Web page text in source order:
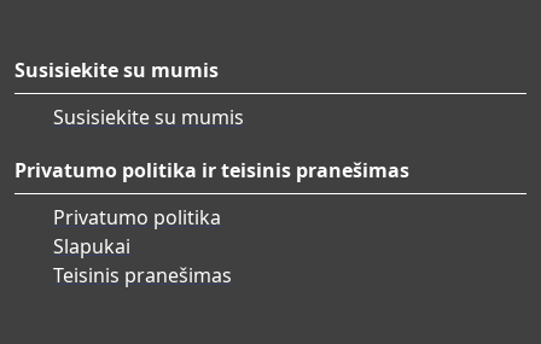
Susisiekite su mumis
Susisiekite su mumis
Privatumo politika ir teisinis pranešimas
Privatumo politika
Slapukai
Teisinis pranešimas